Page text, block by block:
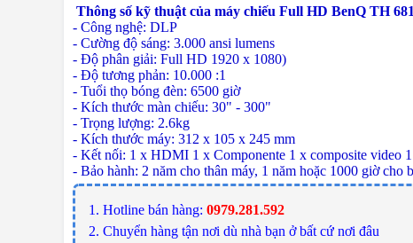
Thông số kỹ thuật của máy chiếu Full HD BenQ TH 681
- Công nghệ: DLP
- Cường độ sáng: 3.000 ansi lumens
- Độ phân giải: Full HD 1920 x 1080)
- Độ tương phản: 10.000 :1
- Tuổi thọ bóng đèn: 6500 giờ
- Kích thước màn chiếu: 30" - 300"
- Trọng lượng: 2.6kg
- Kích thước máy: 312 x 105 x 245 mm
- Kết nối: 1 x HDMI 1 x Componente 1 x composite video
- Bảo hành: 2 năm cho thân máy, 1 năm hoặc 1000 giờ
1. Hotline bán hàng: 0979.281.592
2. Chuyển hàng tận nơi dù nhà bạn ở bất cứ nơi đâu